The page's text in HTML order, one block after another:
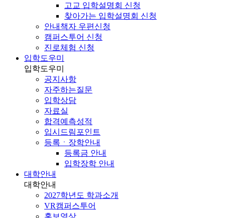
고교 입학설명회 신청
찾아가는 입학설명회 신청
안내책자 우편신청
캠퍼스투어 신청
진로체험 신청
입학도우미
입학도우미
공지사항
자주하는질문
입학상담
자료실
합격예측성적
입시드림포인트
등록ㆍ장학안내
등록금 안내
입학장학 안내
대학안내
대학안내
2027학년도 학과소개
VR캠퍼스투어
홍보영상